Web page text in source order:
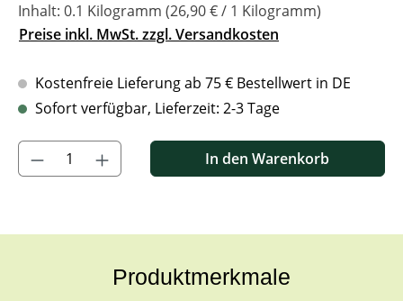
Inhalt: 0.1 Kilogramm (26,90 € / 1 Kilogramm)
Preise inkl. MwSt. zzgl. Versandkosten
Kostenfreie Lieferung ab 75 € Bestellwert in DE
Sofort verfügbar, Lieferzeit: 2-3 Tage
Produkt Anzahl: Gib den gewünschten Wert ein oder benutze
In den Warenkorb
Produktmerkmale